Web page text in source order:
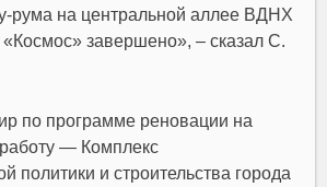
рума на центральной аллее ВДНХ
завершено», – сказалС.